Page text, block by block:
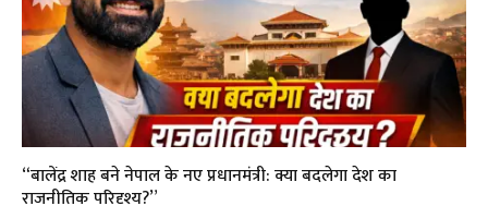
“बालेंद्र शाह बने नेपाल के नए प्रधानमंत्री: क्या बदलेगा देश का
राजनीतिक परिदृश्य?”